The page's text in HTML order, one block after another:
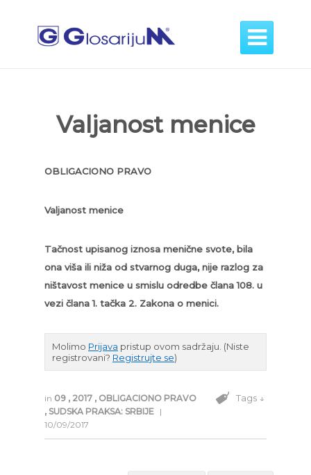

Valjanost menice
OBLIGACIONO PRAVO
Valjanost menice
Tačnost upisanog iznosa menične svote, bila
ona viša ili niža od stvarnog duga, nije razlog za
ništavost menice u smislu odredbe člana 108. u
vezi člana 1. tačka 2. Zakona o menici.
Molimo Prijava pristup ovom sadržaju. (Niste
registrovani? Registrujte se)
in 09 , 2017 , OBLIGACIONO PRAVO
, SUDSKA PRAKSA: SRBIJE |
10/09/2017
Tags ↓